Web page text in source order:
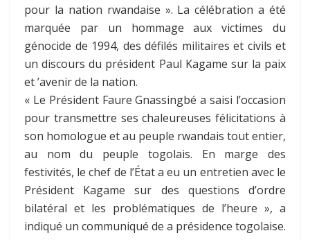
pour la nation rwandaise ». La célébration a été
marquée par un hommage aux victimes du
génocide de 1994, des défilés militaires et civils et
un discours du président Paul Kagame sur la paix
et ’avenir de la nation.
« Le Président Faure Gnassingbé a saisi l’occasion
pour transmettre ses chaleureuses félicitations à
son homologue et au peuple rwandais tout entier,
au nom du peuple togolais. En marge des
festivités, le chef de l’État a eu un entretien avec le
Président Kagame sur des questions d’ordre
bilatéral et les problématiques de l’heure », a
indiqué un communiqué de a présidence togolaise.